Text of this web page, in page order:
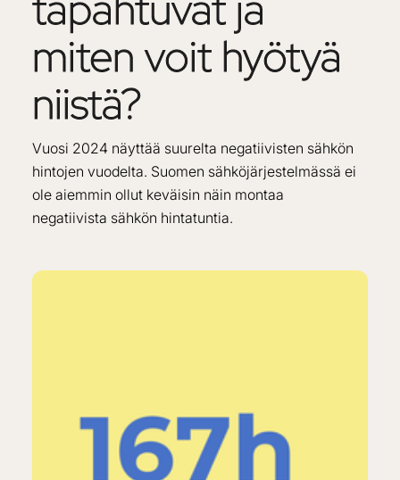
mitenvoit hyötyä
niistä?
Vuosi 2024 näyttää suurelta negatiivisten sähkön
hintojen vuodelta. Suomen sähköjärjestelmässä ei
ole aiemmin ollut keväisin näin montaa
negatiivista sähkön hintatuntia.